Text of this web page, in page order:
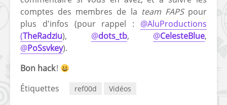
comptes des membres de la team FAPSpour
plus d'infos (pour rappel : @AluProductions
(TheRadziu), @dots_tb, @CelesteBlue,
@PoSsvkey).
Bon hack!
Étiquettes
ref00d Vidéos